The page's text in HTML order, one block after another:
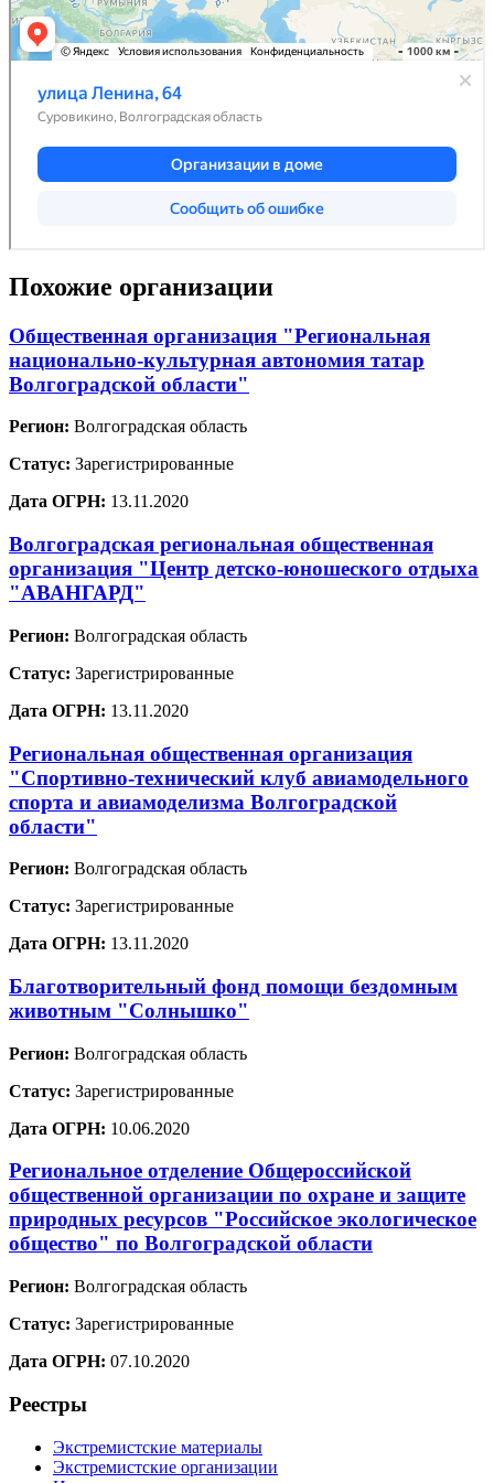
Похожие организации
Общественная организация "Региональная
национально-культурная автономия татар
Волгоградской области"
Регион: Волгоградская область
Статус: Зарегистрированные
Дата ОГРН: 13.11.2020
Волгоградская региональная общественная
организация "Центр детско-юношеского отдыха
"АВАНГАРД"
Регион: Волгоградская область
Статус: Зарегистрированные
Дата ОГРН: 13.11.2020
Региональная общественная организация
"Спортивно-технический клуб авиамодельного
спорта и авиамоделизма Волгоградской
области"
Регион: Волгоградская область
Статус: Зарегистрированные
Дата ОГРН: 13.11.2020
Благотворительный фонд помощи бездомным
животным "Солнышко"
Регион: Волгоградская область
Статус: Зарегистрированные
Дата ОГРН: 10.06.2020
Региональное отделение Общероссийской
общественной организации по охране и защите
природных ресурсов "Российское экологическое
общество" по Волгоградской области
Регион: Волгоградская область
Статус: Зарегистрированные
Дата ОГРН: 07.10.2020
Реестры
Экстремистские материалы
Экстремистские организации